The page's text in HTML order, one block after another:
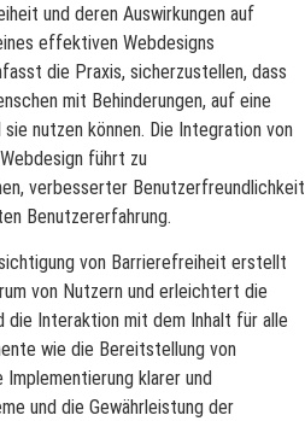
und deren Auswirkungen auf
effektiven Webdesigns
die Praxis, sicherzustellen, dass
mit Behinderungen, auf eine
nutzen können. Die Integration von
führt zu
verbesserter Benutzerfreundlichkeit
Benutzererfahrung.
von Barrierefreiheit erstellt
von Nutzern und erleichtert die
die Interaktion mit dem Inhalt für alle
wie die Bereitstellung von
klarer und
und die Gewährleistung der